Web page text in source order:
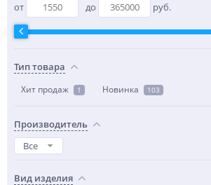
от
до руб.
Тип товара
Хит продаж 1 Новинка 103
Производитель
Все
Вид изделия